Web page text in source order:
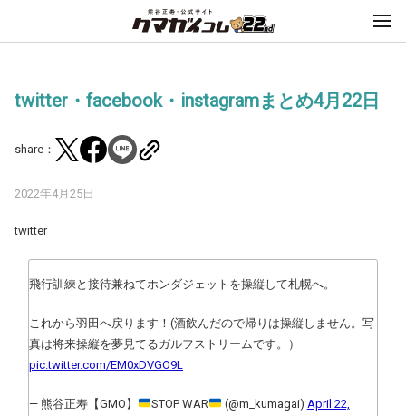
twitter・facebook・instagramまとめ4月22日
share：
2022年4月25日
twitter
飛行訓練と接待兼ねてホンダジェットを操縦して札幌へ。
これから羽田へ戻ります！(酒飲んだので帰りは操縦しません。写
真は将来操縦を夢見てるガルフストリームです。）
pic.twitter.com/EM0xDVGO9L
— 熊谷正寿【GMO】 STOP WAR (@m_kumagai) April 22,